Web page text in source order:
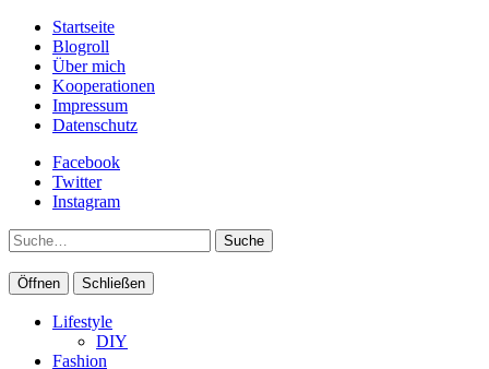
Startseite
Blogroll
Über mich
Kooperationen
Impressum
Datenschutz
Facebook
Twitter
Instagram
Suche
Öffnen Schließen
Lifestyle
DIY
Fashion